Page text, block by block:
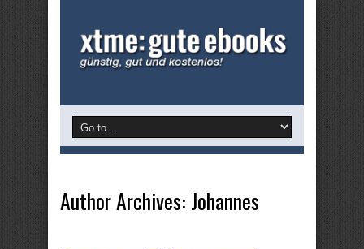
Author Archives: Johannes